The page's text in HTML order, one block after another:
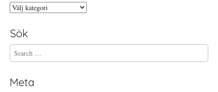
Kategorier
Sök
S
r
cMeta